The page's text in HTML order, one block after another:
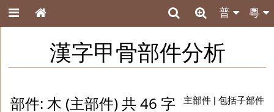
粵
普
漢字甲骨部件分析
部件: 木 (主部件) 共 46 字 主部件| 包括子部件